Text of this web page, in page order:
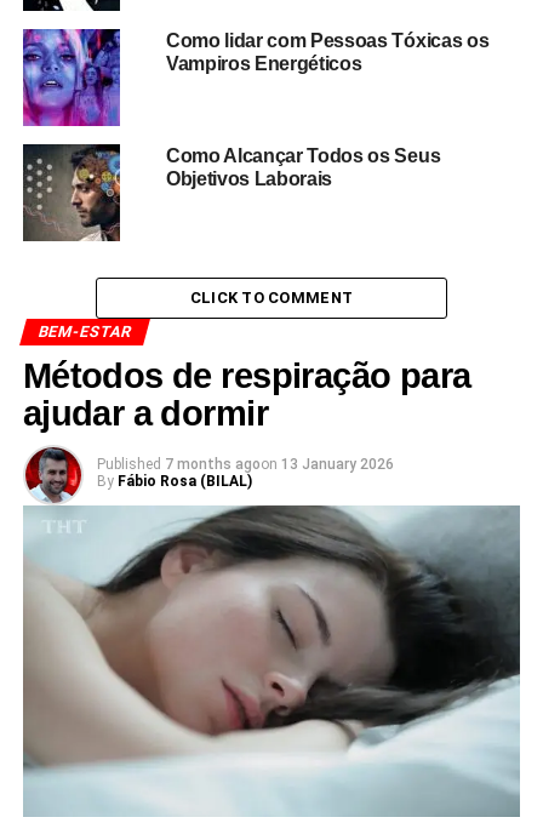
Como lidar com Pessoas Tóxicas os
Vampiros Energéticos
Como Alcançar Todos os Seus
Objetivos Laborais
CLICK TO COMMENT
BEM-ESTAR
Métodos de respiração para
ajudar a dormir
Published 7 months agoon 13 January 2026
By Fábio Rosa (BILAL)